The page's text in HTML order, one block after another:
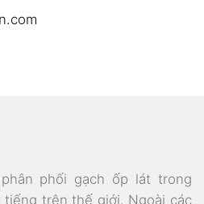
phối gạch ốp lát trong
tiếng trên thế giới. Ngoài các